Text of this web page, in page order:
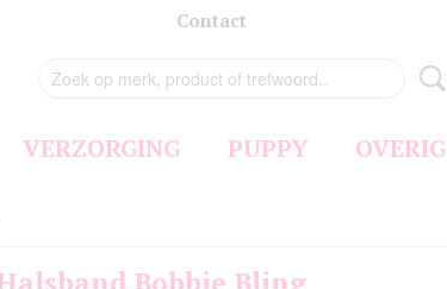
Contact
VERZORGING PUPPY OVERIG